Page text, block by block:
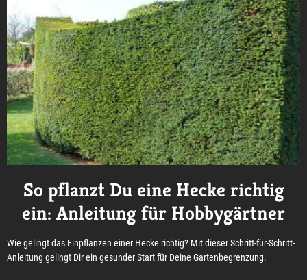
So pflanzt Du eine Hecke richtig
ein: Anleitung für Hobbygärtner
Wie gelingt das Einpflanzen einer Hecke richtig? Mit dieser Schritt-für-Schritt-
Anleitung gelingt Dir ein gesunder Start für Deine Gartenbegrenzung.